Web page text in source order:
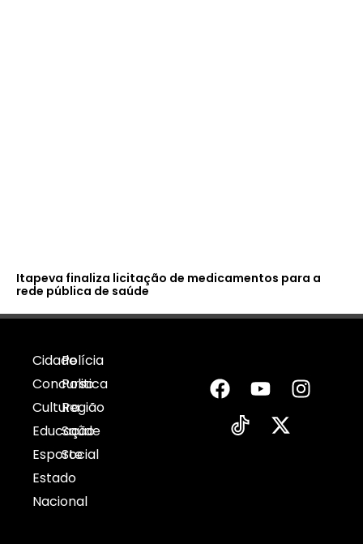
Itapeva finaliza licitação de medicamentos para a
rede pública de saúde
Cidade
Concurso
Cultura
Educação
Esporte
Estado
Nacional
Polícia
Politica
Região
Saúde
Social